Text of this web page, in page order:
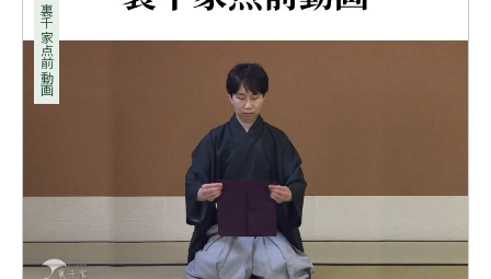
裏千家点前動画